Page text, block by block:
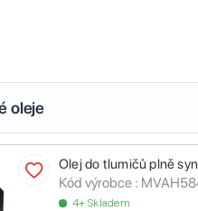
oleje
Olej do tlumičů plně
Kód výrobce :
4+ Skladem